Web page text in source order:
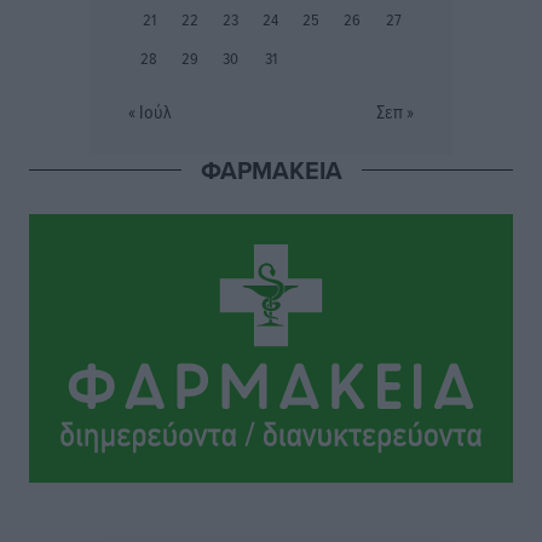
Την άρση των εμποδίων για την άμεση λειτουργία του
Κόνσολας
Κλειστή αύριο βράδυ η παραλιακή οδός στο λιμάνι της
πολύ σημαντική ημέρα για τον πρωτογενή τομέα»
Ειδήσεις• πριν 3 ώρες
21
22 23 24 25 26
27
28
29 30 31
« Ιούλ Σεπ »
ΦΑΡΜΑΚΕΙΑ